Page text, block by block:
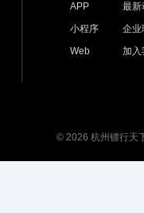
APP
小程序
Web
最新
企业
加入
© 2026 杭州镖行天